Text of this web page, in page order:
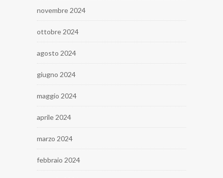
novembre 2024
ottobre 2024
agosto 2024
giugno 2024
maggio 2024
aprile 2024
marzo 2024
febbraio 2024